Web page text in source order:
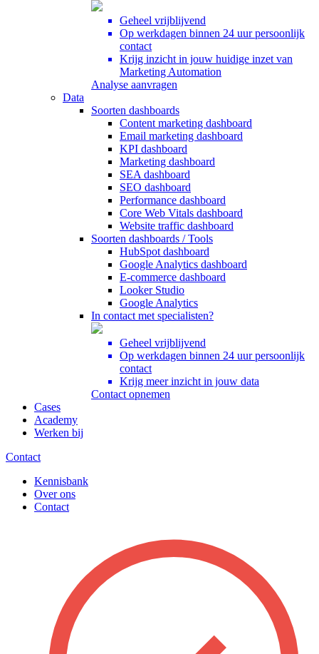
Geheel vrijblijvend
Op werkdagen binnen 24 uur persoonlijk
contact
Krijg inzicht in jouw huidige inzet van
Marketing Automation
Analyse aanvragen
Data
Soorten dashboards
Content marketing dashboard
Email marketing dashboard
KPI dashboard
Marketing dashboard
SEA dashboard
SEO dashboard
Performance dashboard
Core Web Vitals dashboard
Website traffic dashboard
Soorten dashboards / Tools
HubSpot dashboard
Google Analytics dashboard
E-commerce dashboard
Looker Studio
Google Analytics
In contact met specialisten?
Geheel vrijblijvend
Op werkdagen binnen 24 uur persoonlijk
contact
Krijg meer inzicht in jouw data
Contact opnemen
Cases
Academy
Werken bij
Contact
Kennisbank
Over ons
Contact